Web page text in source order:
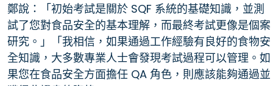
鄭說：「初始考試是關於 SQF 系統的基礎知識，並測
試了您對食品安全的基本理解，而最終考試更像是個案
研究。」「我相信，如果通過工作經驗有良好的食物安
全知識，大多數專業人士會發現考試過程可以管理。如
果您在食品安全方面擔任 QA 角色，則應該能夠通過並